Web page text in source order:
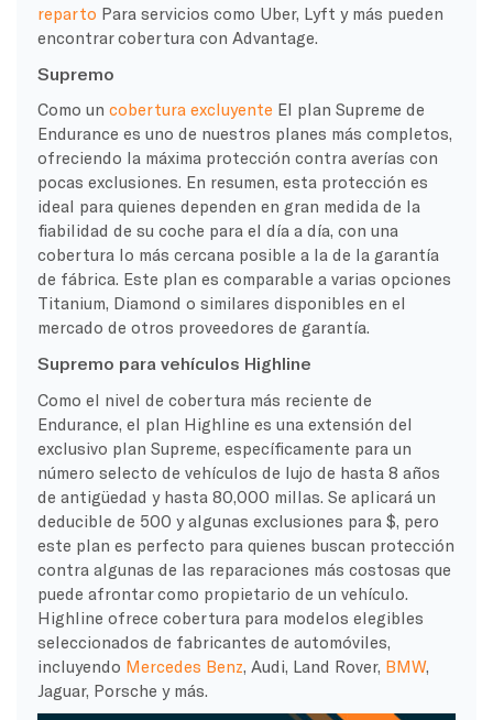
reparto Para servicios como Uber, Lyft y más pueden
encontrar cobertura con Advantage.
Supremo
Como un cobertura excluyente El plan Supreme de
Endurance es uno de nuestros planes más completos,
ofreciendo la máxima protección contra averías con
pocas exclusiones. En resumen, esta protección es
ideal para quienes dependen en gran medida de la
fiabilidad de su coche para el día a día, con una
cobertura lo más cercana posible a la de la garantía
de fábrica. Este plan es comparable a varias opciones
Titanium, Diamond o similares disponibles en el
mercado de otros proveedores de garantía.
Supremo para vehículos Highline
Como el nivel de cobertura más reciente de
Endurance, el plan Highline es una extensión del
exclusivo plan Supreme, específicamente para un
número selecto de vehículos de lujo de hasta 8 años
de antigüedad y hasta 80,000 millas. Se aplicará un
deducible de 500 y algunas exclusiones para $, pero
este plan es perfecto para quienes buscan protección
contra algunas de las reparaciones más costosas que
puede afrontar como propietario de un vehículo.
Highline ofrece cobertura para modelos elegibles
seleccionados de fabricantes de automóviles,
incluyendo Mercedes Benz, Audi, Land Rover, BMW,
Jaguar, Porsche y más.